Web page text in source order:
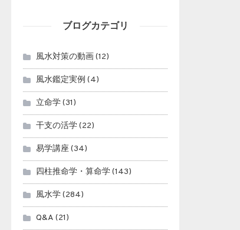
ブログカテゴリ
風水対策の動画 (12)
風水鑑定実例 (4)
立命学(31)
干支の活学(22)
易学講座(34)
四柱推命学・算命学(143)
風水学(284)
Q&A (21)